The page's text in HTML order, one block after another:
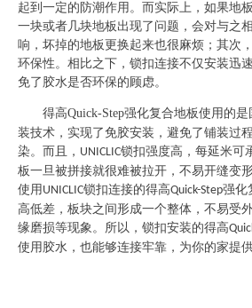
起到一定的防潮作用。而实际上，如果地
一块或者几块地板出现了问题，会对与之
响，坏掉的地板更换起来也很麻烦；其次
环保性。相比之下，锁扣连接不仅安装迅
免了胶水是否环保的顾虑。
得高Quick-Step强化复合地板使用的是
装技术，实现了免胶安装，避免了铺装过
染。而且， UNICLIC锁扣强度高，每延米可
板一旦被拼接就很难被拉开，不易开缝变
使用 UNICLIC锁扣连接的得高Quick-Step强化
高低差，板块之间形成一个整体，不易受
缘磨损等现象。所以，锁扣安装的得高
使用胶水，也能够连接牢靠，为你的家提